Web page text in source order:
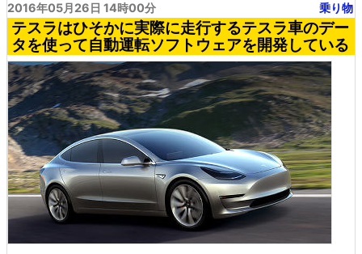
2016年05月26日 14時00分 乗り物
テスラはひそかに実際に走行するテスラ車のデー
タを使って自動運転ソフトウェアを開発している